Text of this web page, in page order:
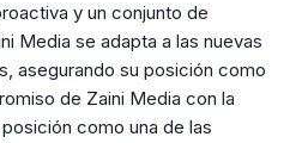
y un conjunto de
Media se adapta a las nuevas
asegurando su posición como
de Zaini Media con la
como una de las